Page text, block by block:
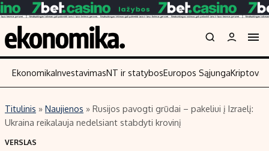
Turinys
Naujienos
Skaitykite
EkonomikaInvestavimasNT ir statybosEuropos Sąjunga
Titulinis » Naujienos » Rusijos pavogti grūdai – pakeliui į Izraelį:
Ukraina reikalauja nedelsiant stabdyti krovinį
VERSLAS